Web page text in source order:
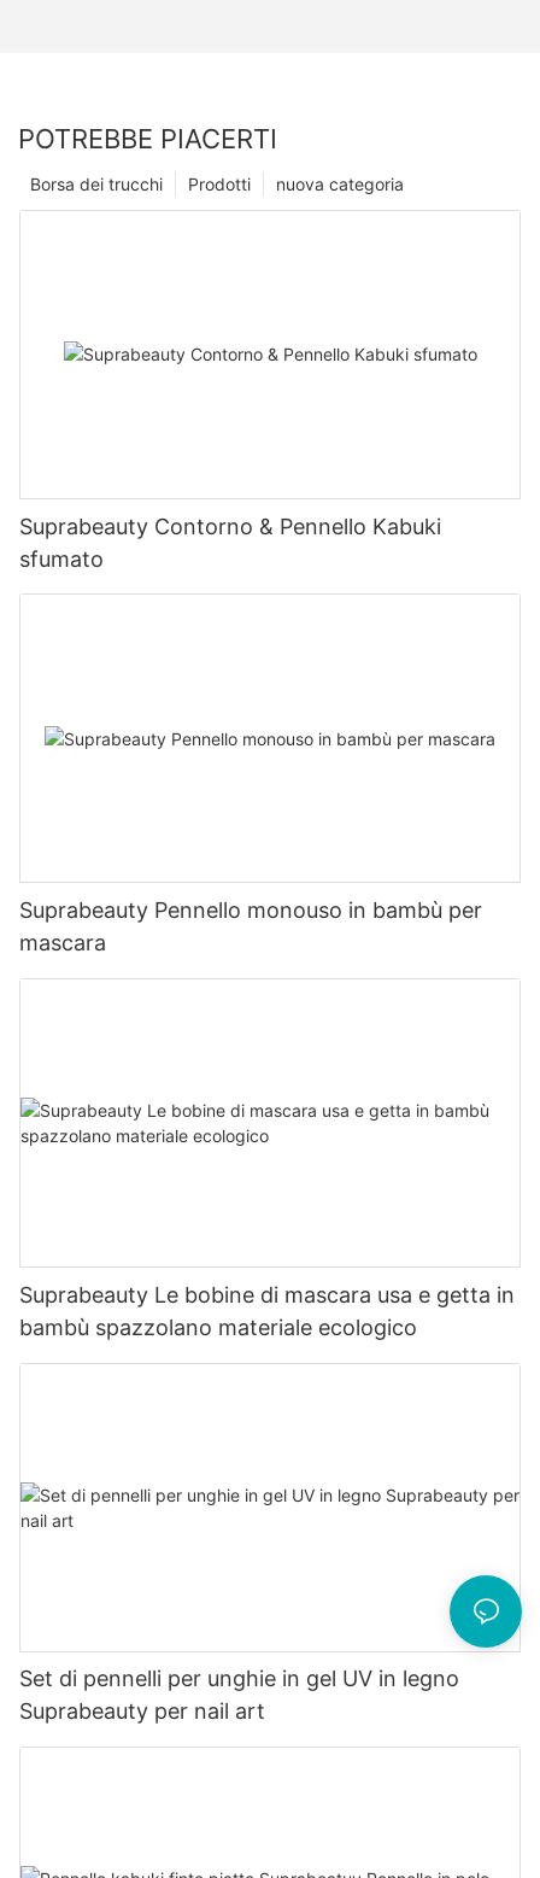
POTREBBE PIACERTI
nuova categoria
Prodotti
Borsa dei trucchi
Suprabeauty Contorno & Pennello Kabuki
sfumato
Suprabeauty Pennello monouso in bambù per
mascara
Suprabeauty Le bobine di mascara usa e getta in
bambù spazzolano materiale ecologico
Set di pennelli per unghie in gel UV in legno
Suprabeauty per nail art